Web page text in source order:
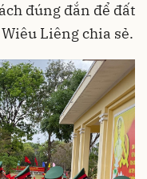
đúng đắn để đất
Liêng chia sẻ.